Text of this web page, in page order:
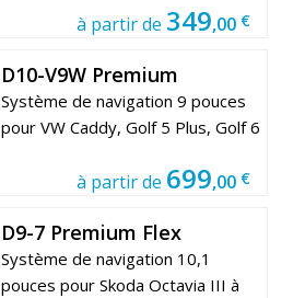
à partir de 349,00 €
D10-V9W Premium
Système de navigation 9 pouces
pour VW Caddy, Golf 5 Plus, Golf 6
à partir de 699,00 €
D9-7 Premium Flex
Système de navigation 10,1
pouces pour Skoda Octavia III à